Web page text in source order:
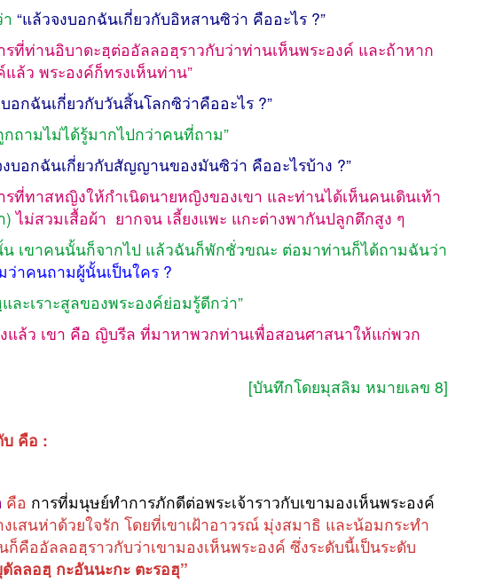
“แล้วจงบอกฉันเกี่ยวกับอิหสานซิว่า คืออะไร ?”
รที่ท่านอิบาดะฮฺต่ออัลลอฮฺราวกับว่าท่านเห็นพระองค์ และถ้าหาก
ล้ว พระองค์ก็ทรงเห็นท่าน”
บอกฉันเกี่ยวกับวันสิ้นโลกซิว่าคืออะไร ?”
ถามไม่ได้รู้มากไปกว่าคนที่ถาม”
งบอกฉันเกี่ยวกับสัญญานของมันซิว่า คืออะไรบ้าง ?”
รที่ทาสหญิงให้กำเนิดนายหญิงของเขา และท่านได้เห็นคนเดินเท้า
)ไม่สวมเสื้อผ้า ยากจน เลี้ยงแพะ แกะต่างพากันปลูกตึกสูง ๆ
น เขาคนนั้นก็จากไป แล้วฉันก็พักชั่วขณะ ต่อมาท่านก็ได้ถามฉันว่า
ว่าคนถามผู้นั้นเป็นใคร ?
ละเราะสูลของพระองค์ย่อมรู้ดีกว่า”
แล้ว เขา คือ ญิบรีล ที่มาหาพวกท่านเพื่อสอนศาสนาให้แก่พวก
[บันทึกโดยมุสลิม หมายเลข 8]
คือ :
คือ การที่มนุษย์ทำการภักดีต่อพระเจ้าราวกับเขามองเห็นพระองค์
เสนห่าด้วยใจรัก โดยที่เขาเฝ้าอาวรณ์ มุ่งสมาธิ และน้อมกระทำ
คืออัลลอฮฺราวกับว่าเขามองเห็นพระองค์ ซึ่งระดับนี้เป็นระดับ
ลลอฮฺ กะอันนะกะ ตะรอฮุ”